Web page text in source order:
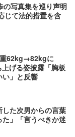
の写真集を巡り声明
じて法的措置を含
62kg→82kgに
げる姿披露「胸板
い」と反響
た次男からの言葉
た」「言うべきか迷